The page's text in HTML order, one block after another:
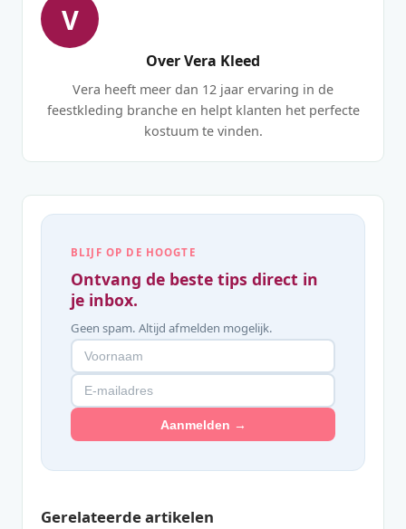
V
Over Vera Kleed
Vera heeft meer dan 12 jaar ervaring in de
feestkleding branche en helpt klanten het perfecte
kostuum te vinden.
BLIJF OP DE HOOGTE
Ontvang de beste tips direct in
je inbox.
Geen spam. Altijd afmelden mogelijk.
Aanmelden →
Gerelateerde artikelen